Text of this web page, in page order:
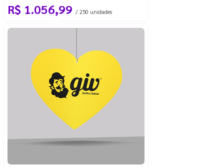
R$ 1.056,99 / 250 unidades